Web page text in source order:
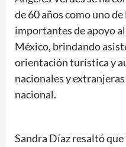
de 60 años como uno
importantes de apoyo
México, brindando
orientación turística y
nacionales y
nacional.
Sandra Díaz resaltó